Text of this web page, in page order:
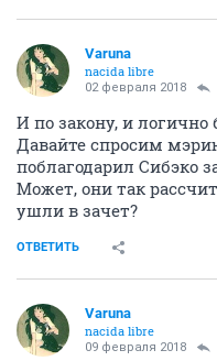
Varuna
nacida libre
02 февраля 2018
И по закону, и
Давайте спросим
поблагодарил Сибэко
Может, они так
ушли в зачет?
ОТВЕТИТЬ
Varuna
nacida libre
09 февраля 2018